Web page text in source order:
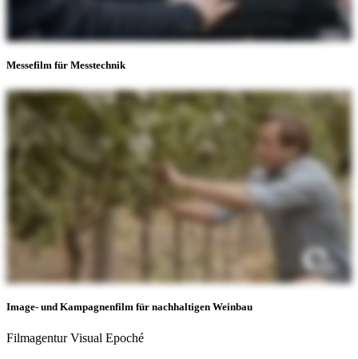
Messefilm für Messtechnik
Image- und Kampagnenfilm für nachhaltigen Weinbau
Filmagentur Visual Epoché